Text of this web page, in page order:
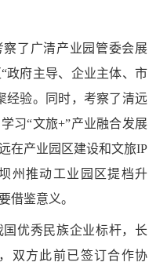
了广清产业园管委会展
政府主导、企业主体、市
经验。同时，考察了清远
习“文旅+”产业融合发展
在产业园区建设和文旅IP
州推动工业园区提档升
借鉴意义。
优秀民族企业标杆，长
双方此前已签订合作协